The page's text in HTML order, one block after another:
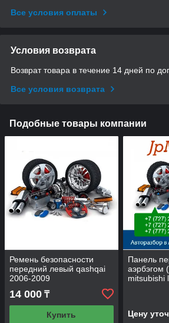
Все условия оплаты
Условия возврата
Возврат товара в течение 14 дней по
Все условия возврата
Подобные товары компании
Ремень безопасности
передний левый qashqai
2006-2009
14 000 ₸
Купить
Панель
аэрбэгом
mitsubishi
Цену